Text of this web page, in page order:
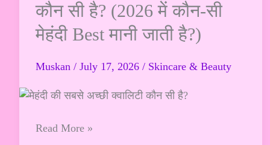
कौन सी है? (2026 में कौन-सी
मेहंदी Best मानी जाती है?)
Muskan / July 17, 2026 / Skincare & Beauty
सबसे
अच्छी
कौन
है?
में
Read More »